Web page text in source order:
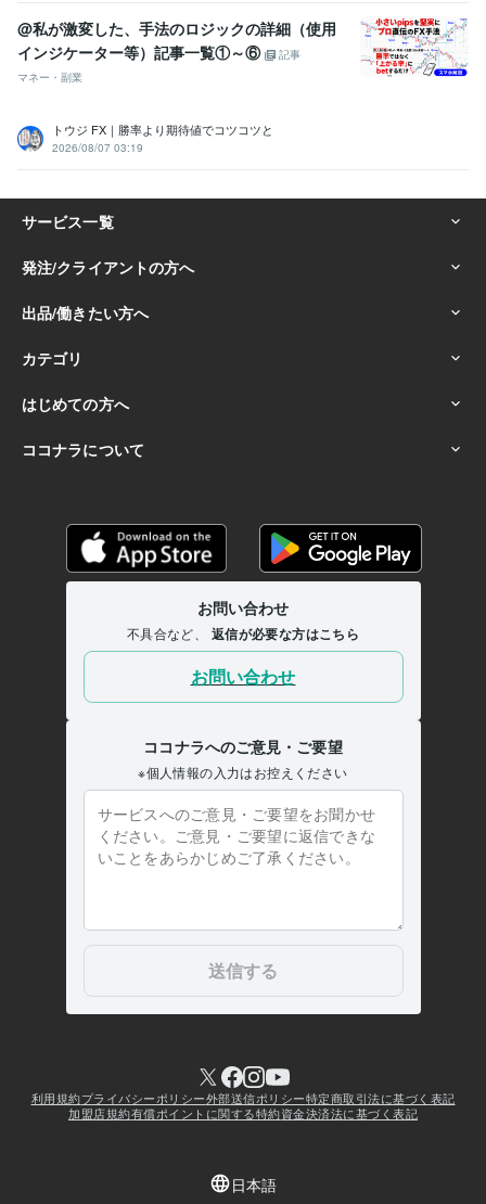
@私が激変した、手法のロジックの詳細（使用
インジケーター等）記事一覧①～⑥
記事
マネー・副業
トウジ FX｜勝率より期待値でコツコツと
2026/08/07 03:19